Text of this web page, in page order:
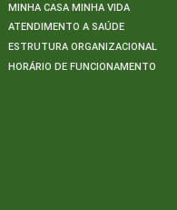
MINHA CASA MINHA VIDA
ATENDIMENTO A SAÚDE
ESTRUTURA ORGANIZACIONAL
HORÁRIO DE FUNCIONAMENTO